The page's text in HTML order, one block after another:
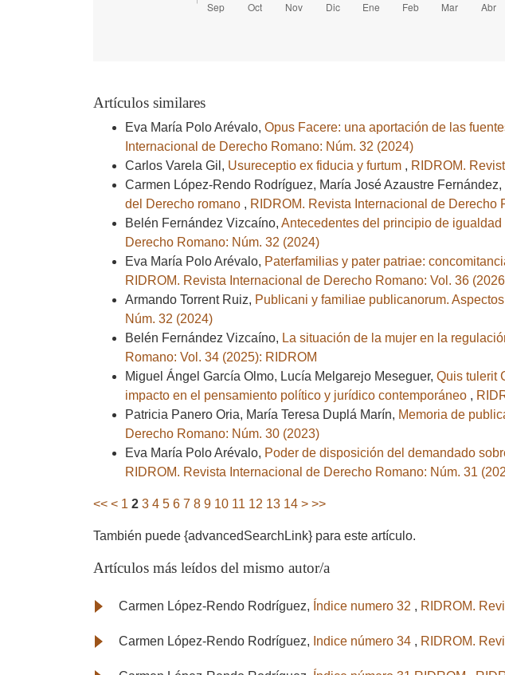
Artículos similares
Eva María Polo Arévalo, Opus Facere: una aportación de las
Internacional de Derecho Romano: Núm. 32 (2024)
Carlos Varela Gil, Usureceptio ex fiducia y furtum , RIDROM.
Carmen López-Rendo Rodríguez, María José Azaustre Fernández,
del Derecho romano , RIDROM. Revista Internacional de Derecho
Belén Fernández Vizcaíno, Antecedentes del principio de
Derecho Romano: Núm. 32 (2024)
Eva María Polo Arévalo, Paterfamilias y pater patriae:
RIDROM. Revista Internacional de Derecho Romano: Vol. 36
Armando Torrent Ruiz, Publicani y familiae publicanorum.
Núm. 32 (2024)
Belén Fernández Vizcaíno, La situación de la mujer en la
Romano: Vol. 34 (2025): RIDROM
Miguel Ángel García Olmo, Lucía Melgarejo Meseguer, Quis tulerit
impacto en el pensamiento político y jurídico contemporáneo ,
Patricia Panero Oria, María Teresa Duplá Marín, Memoria de
Derecho Romano: Núm. 30 (2023)
Eva María Polo Arévalo, Poder de disposición del demandado
RIDROM. Revista Internacional de Derecho Romano: Núm. 31
<< < 1 2 3 4 5 6 7 8 9 10 11 12 13 14 > >>
También puede {advancedSearchLink} para este artículo.
Artículos más leídos del mismo autor/a
Carmen López-Rendo Rodríguez, Índice numero 32 , RIDROM.
Carmen López-Rendo Rodríguez, Indice número 34 , RIDROM.